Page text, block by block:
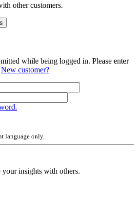
other customers.
while being logged in. Please enter
New customer?
language only.
insights with others.